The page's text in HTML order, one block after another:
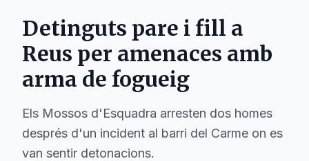
Detinguts pare i fill a
Reus per amenaces amb
arma de fogueig
Els Mossos d'Esquadra arresten dos homes
després d'un incident al barri del Carme on es
van sentir detonacions.